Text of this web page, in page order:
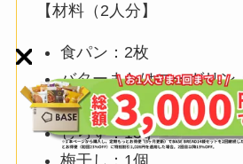
【材料（2人分】
食パン：2枚
バターまたはマーガリン
納豆：1パック
しらす：15g
梅干し：1個